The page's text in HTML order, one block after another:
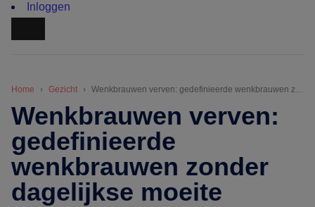
Inloggen
Home Gezicht Wenkbrauwen verven: gedefinieerde wenkbrauwen zonder dagelijkse moeite
Wenkbrauwen verven:
gedefinieerde
wenkbrauwen zonder
dagelijkse moeite